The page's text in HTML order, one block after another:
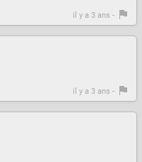
il y a 3 ans -
il y a 3 ans -